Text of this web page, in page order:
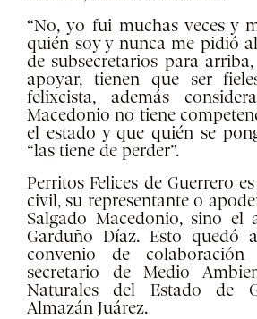
“No, yo fui muchas veces y
quién soy y nunca me pidió
de subsecretarios para
apoyar, tienen que ser
felixcista, además
Macedonio no tiene
el estado y que quién se
“las tiene de perder”.
Perritos Felices de Guerrero
civil, su representante o
Salgado Macedonio, sino el
Garduño Díaz. Esto quedó
convenio de
secretario de Medio
Naturales del Estado de
Almazán Juárez.